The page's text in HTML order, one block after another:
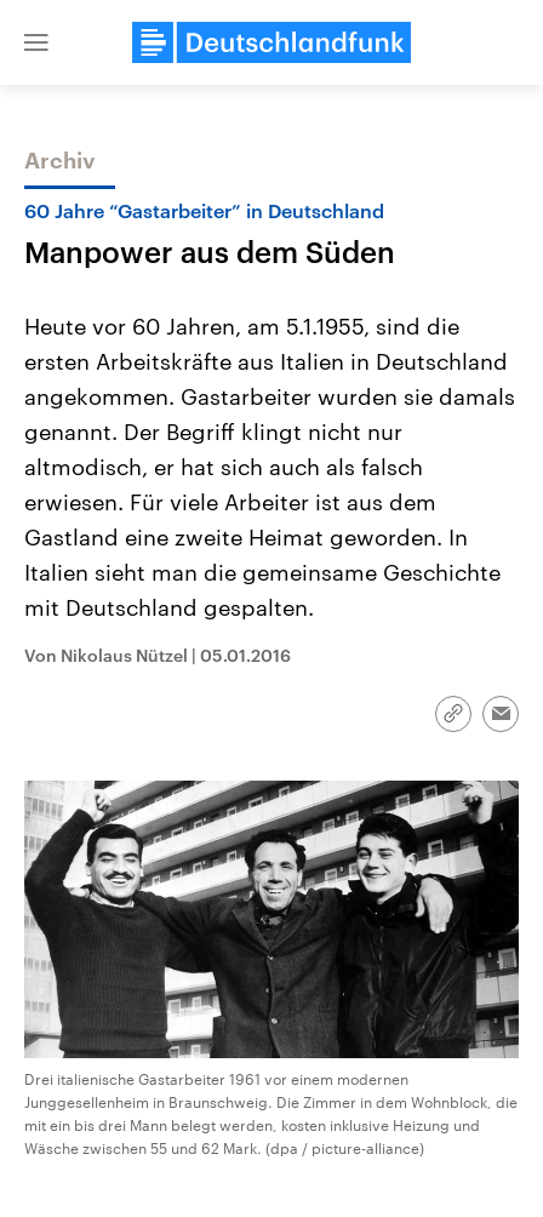
Close
Themen
Landtagswahl Sachsen-Anhalt
2026
Alle Informationen
Sachsen-Anhalt wählt am 6.
September 2026 einen neuen
Bundesland von einer Koalition aus
Umfragen, Prognosen,
Wahlprogramme, aktuelle Berichte
und Hintergründe zu den Parteien
Wahl.
USA
Aktuelle Beiträge,
Hintergründe
Wirtschaftlich und
gehören die Vereinigten
mit großem Einfluss auf
Sendungen Programm Podcasts
Archiv
60 Jahre “Gastarbeiter” in Deutschland
Manpower aus dem Süden
Heute vor 60 Jahren, am 5.1.1955, sind die
ersten Arbeitskräfte aus Italien in Deutschland
angekommen. Gastarbeiter wurden sie damals
genannt. Der Begriff klingt nicht nur
altmodisch, er hat sich auch als falsch
erwiesen. Für viele Arbeiter ist aus dem
Gastland eine zweite Heimat geworden. In
Italien sieht man die gemeinsame Geschichte
mit Deutschland gespalten.
Von Nikolaus Nützel | 05.01.2016
Link
Drei italienische Gastarbeiter 1961 vor einem modernen
Junggesellenheim in Braunschweig. Die Zimmer in dem Wohnblock, die
mit ein bis drei Mann belegt werden, kosten inklusive Heizung und
Wäsche zwischen 55 und 62 Mark. (dpa / picture-alliance)